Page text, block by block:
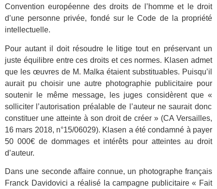
Convention européenne des droits de l’homme et le droit
d’une personne privée, fondé sur le Code de la propriété
intellectuelle.
Pour autant il doit résoudre le litige tout en préservant un
juste équilibre entre ces droits et ces normes. Klasen admet
que les œuvres de M. Malka étaient substituables. Puisqu’il
aurait pu choisir une autre photographie publicitaire pour
soutenir le même message,
les juges considèrent que «
solliciter l’autorisation préalable de l’auteur ne saurait donc
constituer une atteinte à son droit de créer » (CA Versailles,
16 mars 2018, n°15/06029). Klasen a été condamné à payer
50 000€ de dommages et intérêts pour atteintes au droit
d’auteur.
Dans une seconde affaire connue, un photographe français
Franck Davidovici a réalisé la campagne publicitaire « Fait